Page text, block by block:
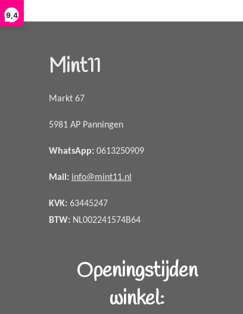
9,4
Mint11
Markt 67
5981 AP Panningen
WhatsApp: 0613250909
Mail: info@mint11.nl
KVK: 63445247
BTW: NL002241574B64
Openingstijden
winkel: